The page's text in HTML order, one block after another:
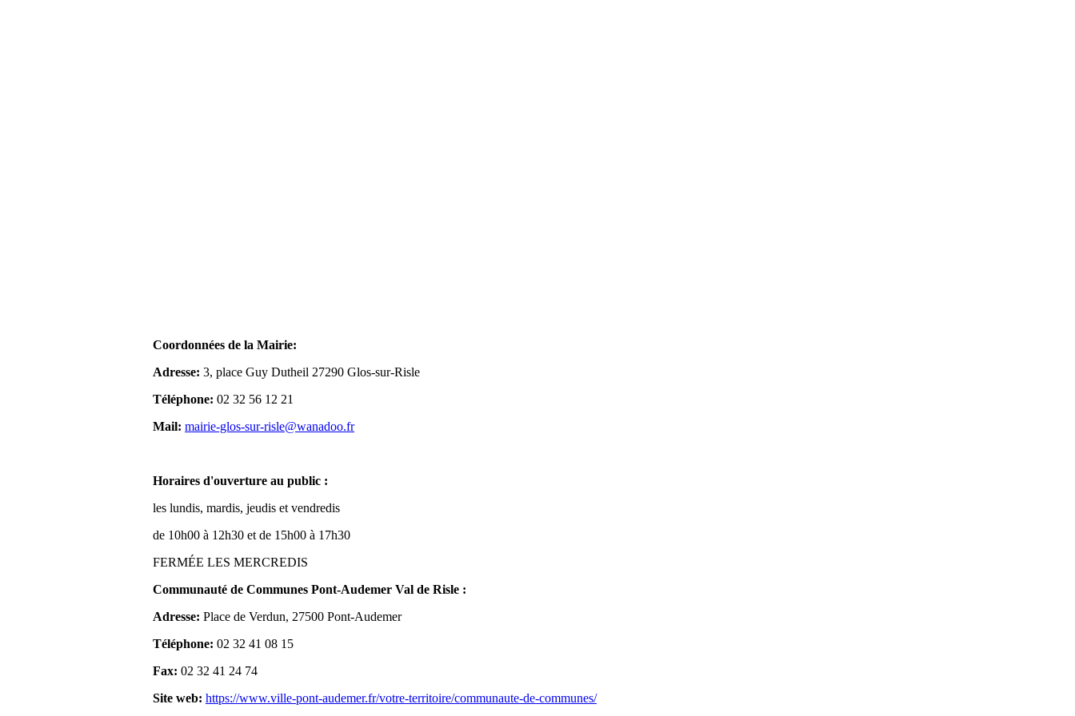
Coordonnées de la Mairie:
Adresse: 3, place Guy Dutheil 27290 Glos-sur-Risle
Téléphone: 02 32 56 12 21
Mail: mairie-glos-sur-risle@wanadoo.fr
Horaires d'ouverture au public :
les lundis, mardis, jeudis et vendredis
de 10h00 à 12h30 et de 15h00 à 17h30
FERMÉE LES MERCREDIS
Communauté de Communes Pont-Audemer Val de Risle :
Adresse: Place de Verdun, 27500 Pont-Audemer
Téléphone: 02 32 41 08 15
Fax: 02 32 41 24 74
Site web: https://www.ville-pont-audemer.fr/votre-territoire/communaute-de-communes/